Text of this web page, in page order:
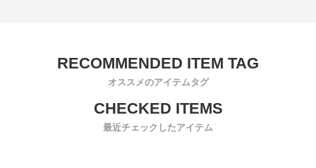
オススメのアイテムタグ
最近チェックしたアイテム